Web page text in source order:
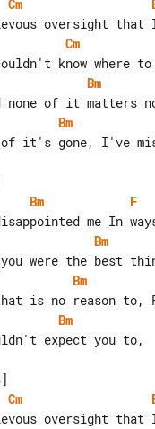
Cm
Cm
Bm
Bm
Bm F
Bm
Bm
Bm
Cm